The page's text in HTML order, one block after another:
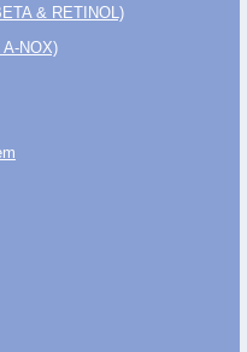
& RETINOL)
NOX)